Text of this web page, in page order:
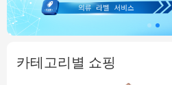
카테고리별 쇼핑